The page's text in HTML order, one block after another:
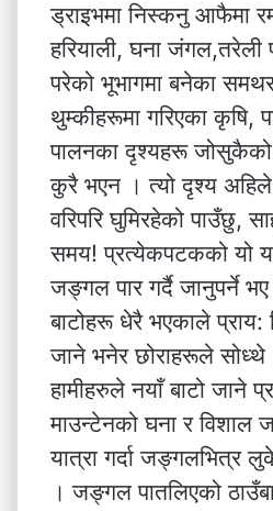
ड्राइभमा निस्कनु आफैमा
हरियाली, घना जंगल,तरेली
परेको भूभागमा बनेका
थुम्कीहरूमा गरिएका कृषि,
पालनका दृश्यहरू
कुरै भएन । त्यो दृश्य
वरिपरि घुमिरहेको पाउँछु,
समय! प्रत्येकपटकको यो
जङ्गल पार गर्दै जानुपर्ने
बाटोहरू धेरै भएकाले
जाने भनेर छोराहरूले
हामीहरुले नयाँ बाटो जाने
माउन्टेनको घना र विशाल
यात्रा गर्दा जङ्गलभित्र
। जङ्गल पातलिएको